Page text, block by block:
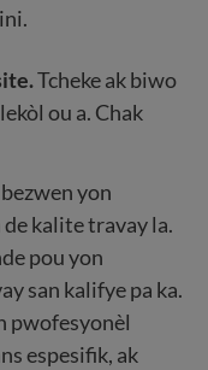
Tcheke ak biwo
ou a. Chak
yon
kalite travay la.
pou yon
san kalifye pa ka.
pwofesyonèl
espesifik, ak